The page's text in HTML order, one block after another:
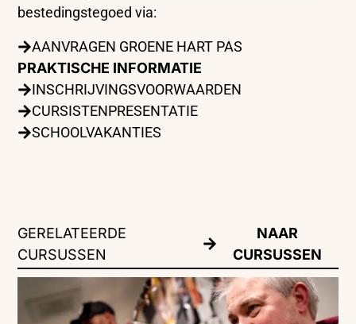
bestedingstegoed via:
AANVRAGEN GROENE HART PAS
PRAKTISCHE INFORMATIE
INSCHRIJVINGSVOORWAARDEN
CURSISTENPRESENTATIE
SCHOOLVAKANTIES
GERELATEERDE
CURSUSSEN
NAAR
CURSUSSEN